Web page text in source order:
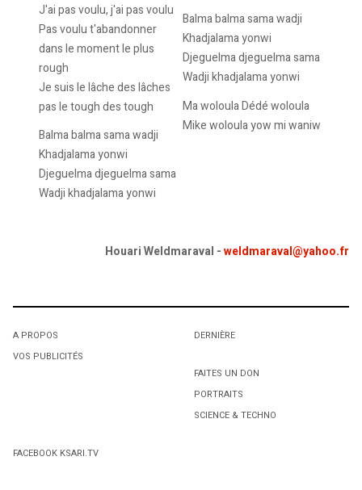
J'ai pas voulu, j'ai pas voulu
Pas voulu t'abandonner
dans le moment le plus
rough
Je suis le lâche des lâches
pas le tough des tough
Balma balma sama wadji
Khadjalama yonwi
Djeguelma djeguelma sama
Wadji khadjalama yonwi
Balma balma sama wadji
Khadjalama yonwi
Djeguelma djeguelma sama
Wadji khadjalama yonwi
Ma woloula Dédé woloula
Mike woloula yow mi waniw
Houari Weldmaraval -weldmaraval@yahoo.fr
A PROPOS
VOS PUBLICITÉS
DERNIÈRE
FAITES UN DON
PORTRAITS
SCIENCE & TECHNO
FACEBOOK KSARI.TV